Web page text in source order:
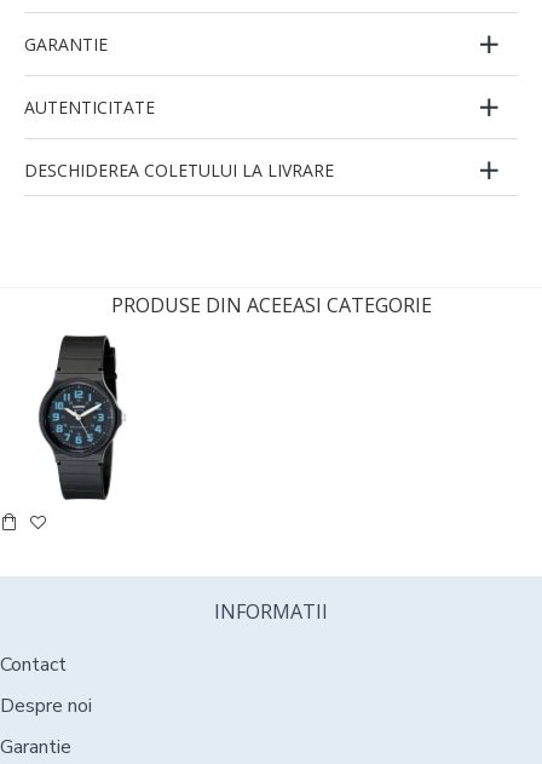
GARANTIE
AUTENTICITATE
DESCHIDEREA COLETULUI LA LIVRARE
PRODUSE DIN ACEEASI CATEGORIE
INFORMATII
Contact
Despre noi
Garantie